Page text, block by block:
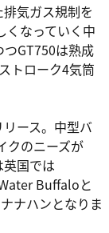
気ガス規制を
くなっていく中
GT750は熟成
トローク4気筒
ース。中型バ
クのニーズが
国では
Buffaloと
ナハンとなりま